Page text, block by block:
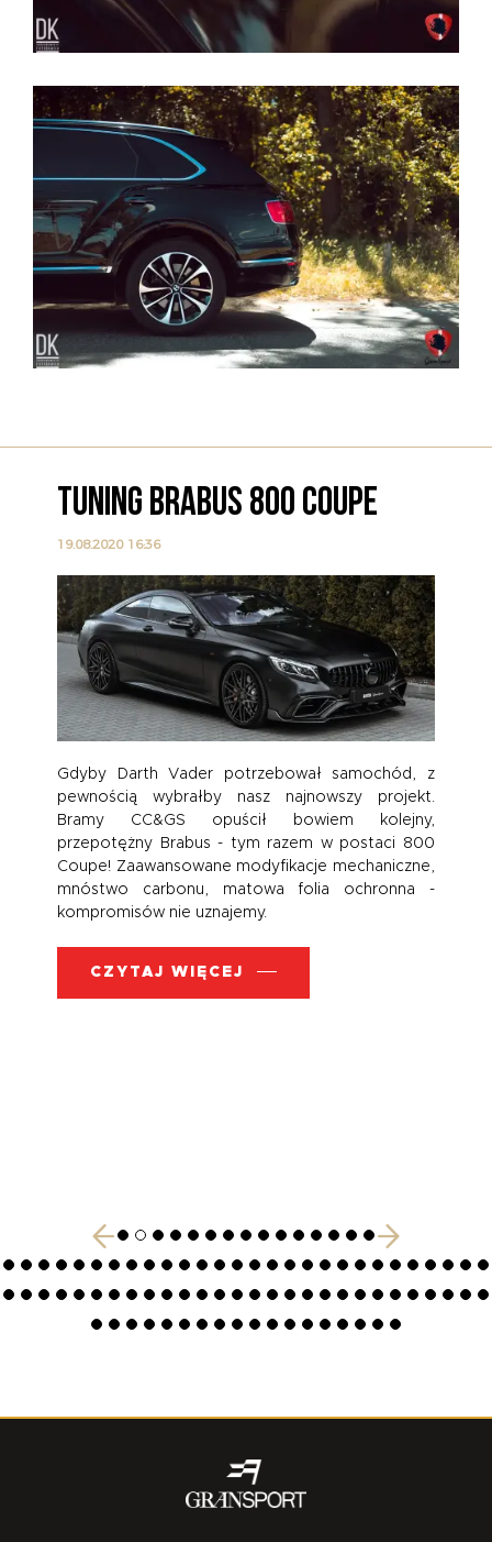
TUNING BRABUS 800 COUPE
19.08.2020 16:36
Gdyby Darth Vader potrzebował samochód, z
pewnością wybrałby nasz najnowszy projekt.
Bramy CC&GS opuścił bowiem kolejny,
przepotężny Brabus - tym razem w postaci 800
Coupe! Zaawansowane modyfikacje mechaniczne,
mnóstwo carbonu, matowa folia ochronna -
kompromisów nie uznajemy.
CZYTAJ WIĘCEJ